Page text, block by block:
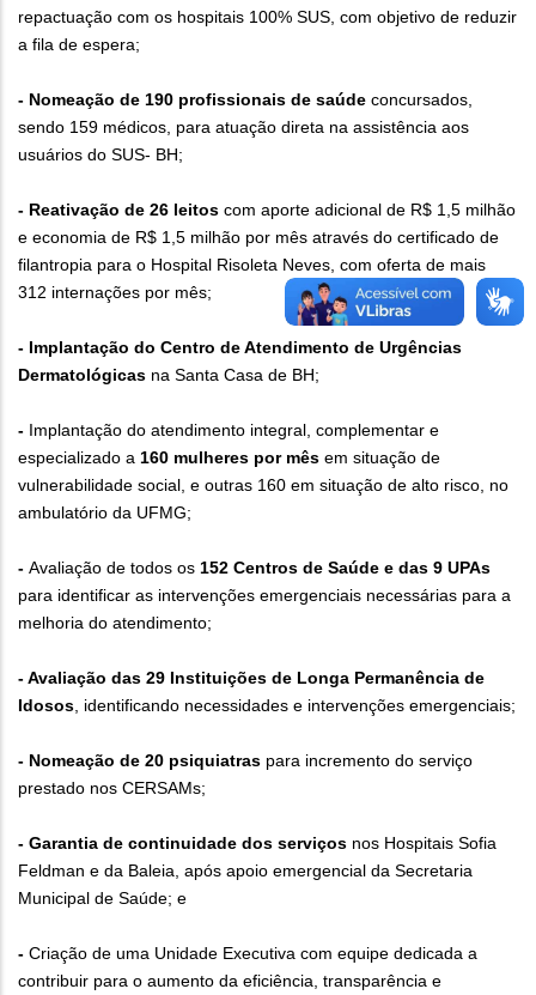
repactuação com os hospitais 100% SUS, com objetivo de reduzir
a fila de espera;
- Nomeação de 190 profissionais de saúde concursados,
sendo 159 médicos, para atuação direta na assistência aos
usuários do SUS- BH;
- Reativação de 26 leitos com aporte adicional de R$ 1,5 milhão
e economia de R$ 1,5 milhão por mês através do certificado de
filantropia para o Hospital Risoleta Neves, com oferta de mais
312 internações por mês;
- Implantação do Centro de Atendimento de Urgências
Dermatológicas na Santa Casa de BH;
- Implantação do atendimento integral, complementar e
especializado a 160 mulheres por mês em situação de
vulnerabilidade social, e outras 160 em situação de alto risco, no
ambulatório da UFMG;
- Avaliação de todos os 152 Centros de Saúde e das 9 UPAs
para identificar as intervenções emergenciais necessárias para a
melhoria do atendimento;
- Avaliação das 29 Instituições de Longa Permanência de
Idosos , identificando necessidades e intervenções emergenciais;
- Nomeação de 20 psiquiatras para incremento do serviço
prestado nos CERSAMs;
- Garantia de continuidade dos serviços nos Hospitais Sofia
Feldman e da Baleia, após apoio emergencial da Secretaria
Municipal de Saúde; e
- Criação de uma Unidade Executiva com equipe dedicada a
contribuir para o aumento da eficiência, transparência e